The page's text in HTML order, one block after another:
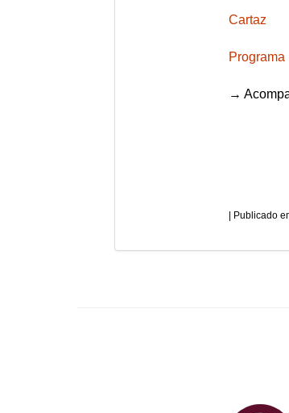
Cartaz
Programa
→